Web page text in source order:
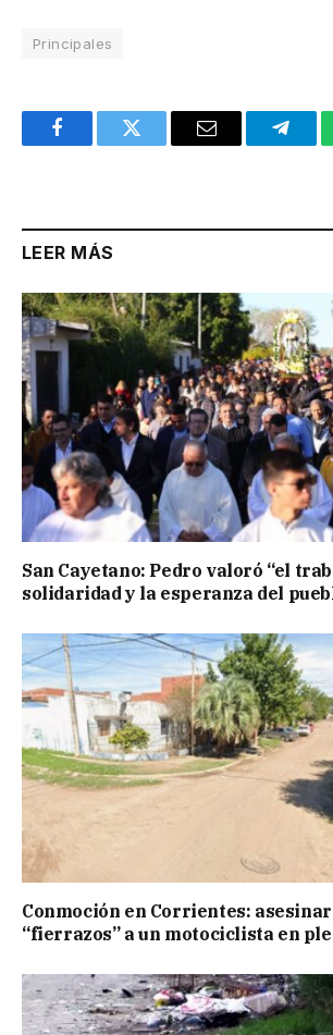
Principales
FacebookTwitter Email
LEER MÁS
San Cayetano: Pedro valoró “el
solidaridad y la esperanza del
Conmoción en Corrientes:
“fierrazos” a un motociclista en